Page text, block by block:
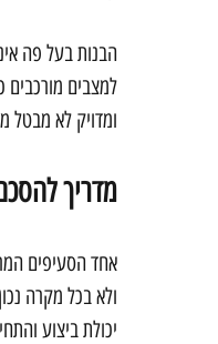
הבנות בעל פה
למצבים מורכבים
ומדויק לא מבטל
מדריך
אחד הסעיפים
ולא בכל מקרה
יכולת ביצוע